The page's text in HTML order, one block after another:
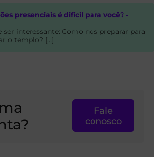
presenciais é difícil para você? -
ser interessante: Como nos preparar para
o templo? […]
Fale
conosco